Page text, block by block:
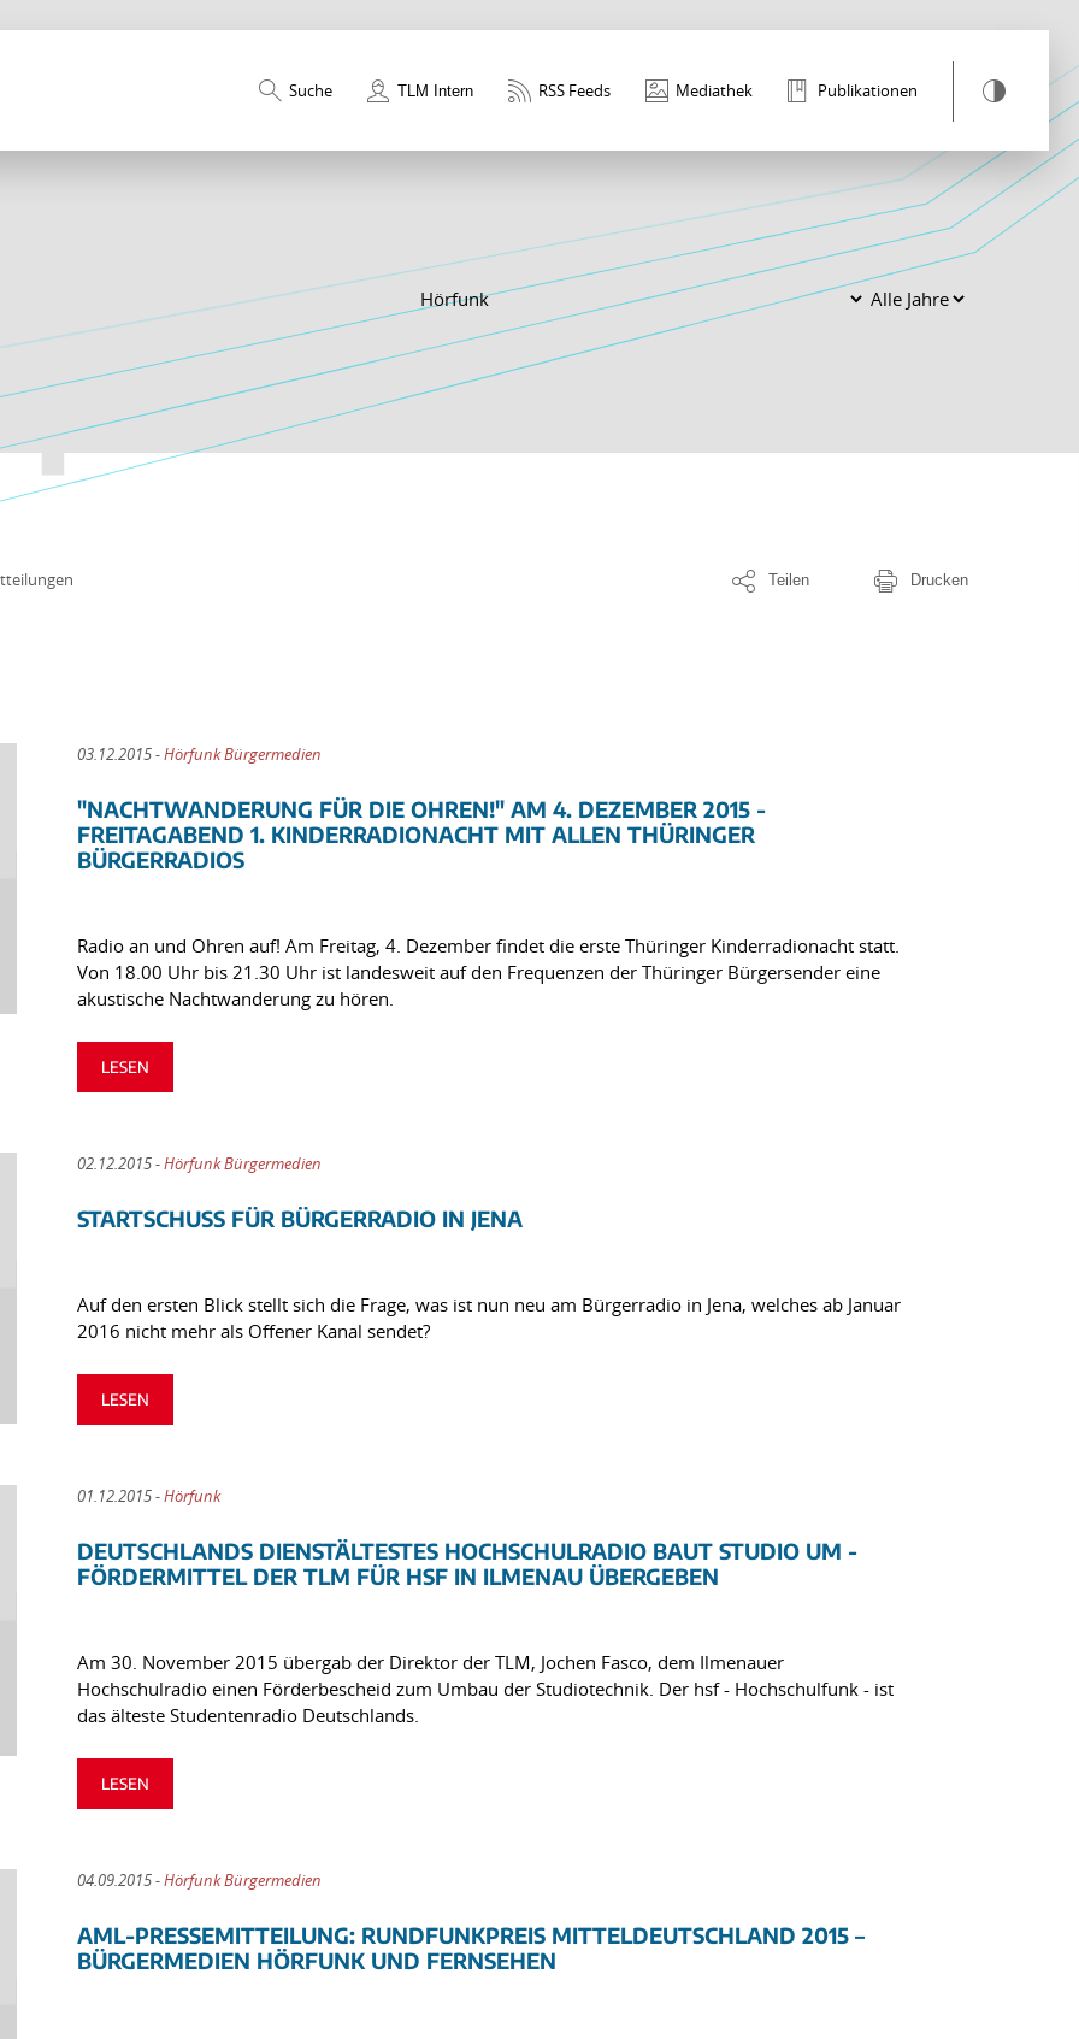
Suche TLM Intern RSS Feeds Mediathek Publikationen
Teilen Drucken
03.12.2015 -Hörfunk Bürgermedien
"NACHTWANDERUNG FÜR DIE OHREN!" AM 4. DEZEMBER 2015 -
FREITAGABEND 1. KINDERRADIONACHT MIT ALLEN THÜRINGER
BÜRGERRADIOS
Radio an und Ohren auf! Am Freitag, 4. Dezember findet die erste Thüringer Kinderradionacht statt.
Von 18.00 Uhr bis 21.30 Uhr ist landesweit auf den Frequenzen der Thüringer Bürgersender eine
akustische Nachtwanderung zu hören.
LESEN
02.12.2015 -Hörfunk Bürgermedien
STARTSCHUSS FÜR BÜRGERRADIO IN JENA
Auf den ersten Blick stellt sich die Frage, was ist nun neu am Bürgerradio in Jena, welches ab Januar
2016 nicht mehr als Offener Kanal sendet?
LESEN
01.12.2015 -Hörfunk
DEUTSCHLANDS DIENSTÄLTESTES HOCHSCHULRADIO BAUT STUDIO UM -
FÖRDERMITTEL DER TLM FÜR HSF IN ILMENAU ÜBERGEBEN
Am 30. November 2015 übergab der Direktor der TLM, Jochen Fasco, dem Ilmenauer
Hochschulradio einen Förderbescheid zum Umbau der Studiotechnik. Der hsf - Hochschulfunk - ist
das älteste Studentenradio Deutschlands.
LESEN
04.09.2015 -Hörfunk Bürgermedien
AML-PRESSEMITTEILUNG: RUNDFUNKPREIS MITTELDEUTSCHLAND 2015 –
BÜRGERMEDIEN HÖRFUNK UND FERNSEHEN